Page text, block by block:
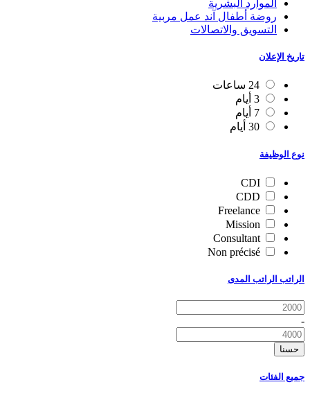
الموارد البشرية
روضة أطفال آند عمل مربية
التسويق والاتصالات
تاريخ الإعلان
24 ساعات
3 أيام
7 أيام
30 أيام
نوع الوظيفة
CDI
CDD
Freelance
Mission
Consultant
Non précisé
الراتب الراتب المدى
-
حسنا
جميع الفئات